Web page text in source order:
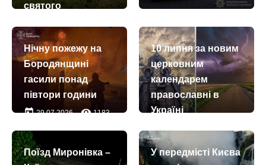
святого
Євдокима
Каппадокіянина
today 31.07.2026 remove_red_eye 45
Нічну пожежу на
Бородянщині
гасили понад
півтори години
today29.07.2026 remove_red_eye1183
10 липня за новим
церковним
календарем
православні в
Україні
пам’ять
преподобного
Поїзд Миронівка –
У передмісті Києва